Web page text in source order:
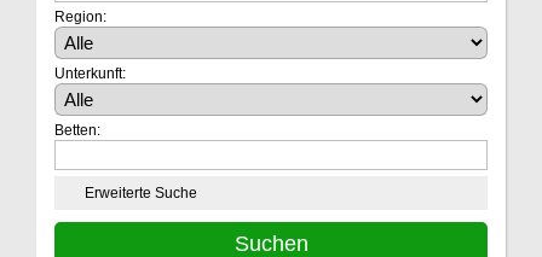
Region:
Unterkunft:
Betten:
Erweiterte Suche